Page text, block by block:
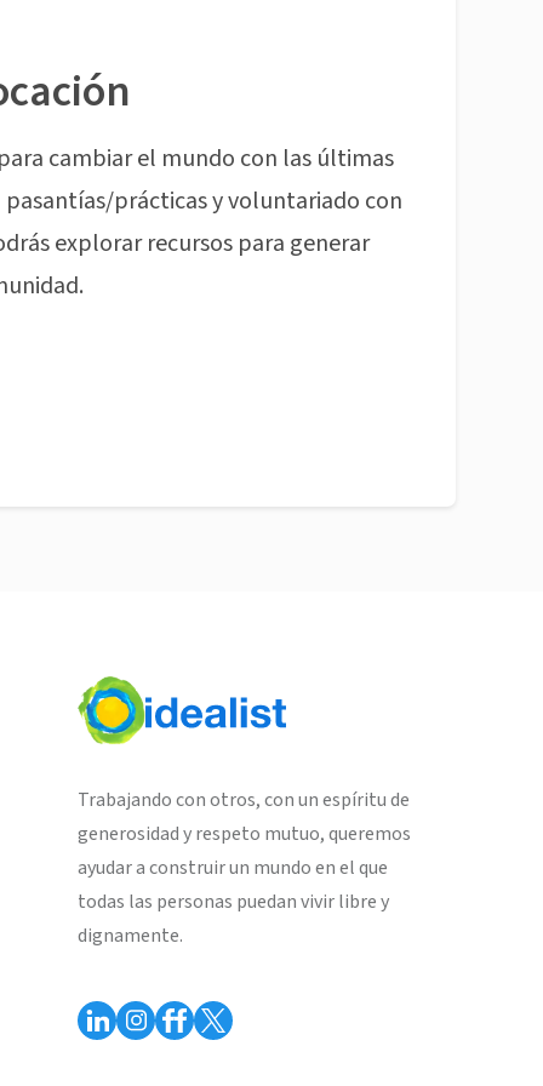
cambiar el mundo con las últimas
prácticas y voluntariado con
explorar recursos para generar
Trabajando con otros, con un espíritu de
generosidad y respeto mutuo, queremos
ayudar a construir un mundo en el que
todas las personas puedan vivir libre y
dignamente.